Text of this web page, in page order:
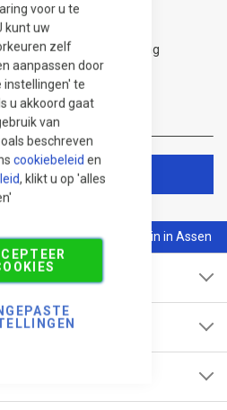
voor u te
kunt uw
zelf
aanpassen door
instellingen' te
u akkoord gaat
van
beschreven
cookiebeleid en
, klikt u op 'alles
nieuwsbrief
producten en ontvang
voor de nieuwsbrief
5.000 m² showtuin in Assen